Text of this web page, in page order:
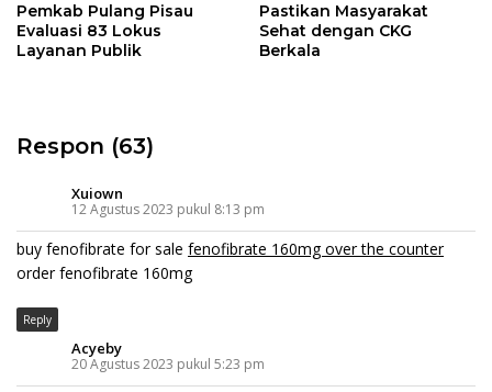
Pemkab Pulang Pisau
Evaluasi 83 Lokus
Layanan Publik
Pastikan Masyarakat
Sehat dengan CKG
Berkala
Respon (63)
Xuiown
12 Agustus 2023 pukul 8:13 pm
buy fenofibrate for sale fenofibrate 160mg over the counter
order fenofibrate 160mg
Reply
Acyeby
20 Agustus 2023 pukul 5:23 pm